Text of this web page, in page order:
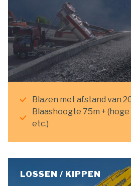
Blazen met afstand van
Blaashoogte 75m +
etc.)
LOSSEN / KIPPEN